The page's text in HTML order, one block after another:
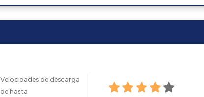
Velocidades de descarga
de hasta